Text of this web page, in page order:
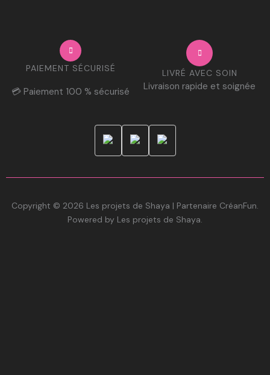
PAIEMENT SÉCURISÉ
💳 Paiement 100 % sécurisé
LIVRÉ AVEC SOIN
Livraison rapide et soignée
Copyright © 2026 Les projets de Shaya | Partenaire CréanFun.
Powered by Les projets de Shaya.